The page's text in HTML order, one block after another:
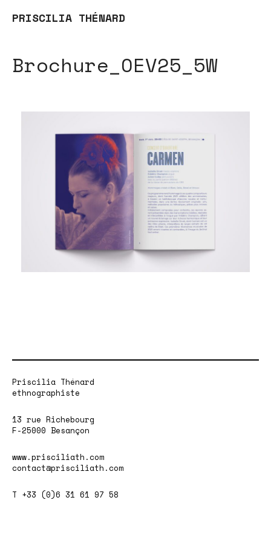
PRISCILIA THÉNARD
Brochure_OEV25_5W
Priscilia Thénard
ethnographiste
13 rue Richebourg
F-25000 Besançon
www.prisciliath.com
contact@prisciliath.com
T +33 (0)6 31 61 97 58